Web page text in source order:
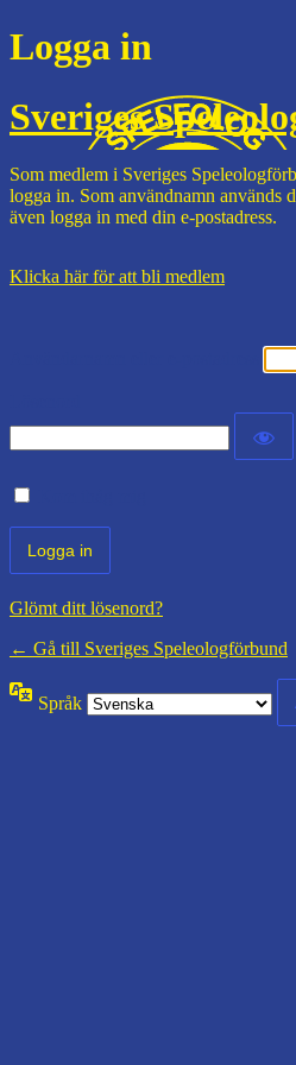
Logga in
Sveriges
Som medlem i Sveriges
logga in. Som användnamn används
även logga in med din e-postadress.
Klicka här för att bli medlem
Glömt ditt lösenord?
← Gå till Sveriges Speleologförbund
Språk